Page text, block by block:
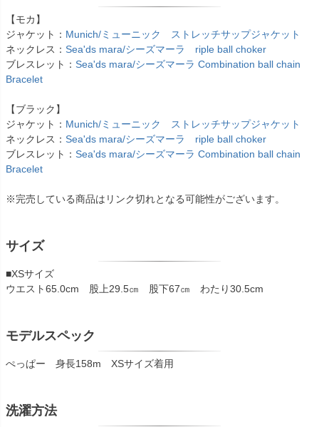
【モカ】
ジャケット： Munich/ミューニック ストレッチサップジャケット
ネックレス： Sea'ds mara/シーズマーラ riple ball choker
ブレスレット： Sea'ds mara/シーズマーラ Combination ball chain
Bracelet
【ブラック】
ジャケット： Munich/ミューニック ストレッチサップジャケット
ネックレス： Sea'ds mara/シーズマーラ riple ball choker
ブレスレット： Sea'ds mara/シーズマーラ Combination ball chain
Bracelet
※完売している商品はリンク切れとなる可能性がございます。
サイズ
■XSサイズ
ウエスト65.0cm 股上29.5㎝ 股下67㎝ わたり30.5cm
モデルスペック
ぺっぱー 身長158m XSサイズ着用
洗濯方法